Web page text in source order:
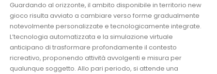
Guardando al orizzonte, il ambito disponibile in territorio new
gioco risulta avviato a cambiare verso forme gradualmente
notevolmente personalizzate e tecnologicamente integrate.
L’tecnologia automatizzata e la simulazione virtuale
anticipano di trasformare profondamente il contesto
ricreativo, proponendo attività avvolgenti e misura per
qualunque soggetto. Allo pari periodo, si attende una